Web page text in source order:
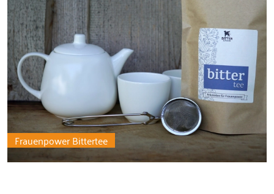
Frauenpower Bittertee